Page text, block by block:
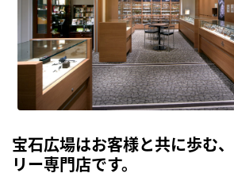
宝石広場はお客様と共に歩む
リー専門店です。